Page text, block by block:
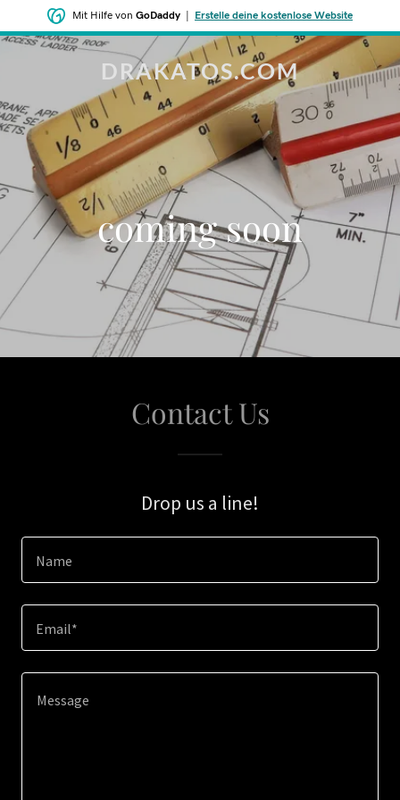
Mit Hilfe von GoDaddy Erstelle deine kostenlose Website
DRAKATOS.COM
coming soon
Contact Us
Drop us a line!
Name
Email*